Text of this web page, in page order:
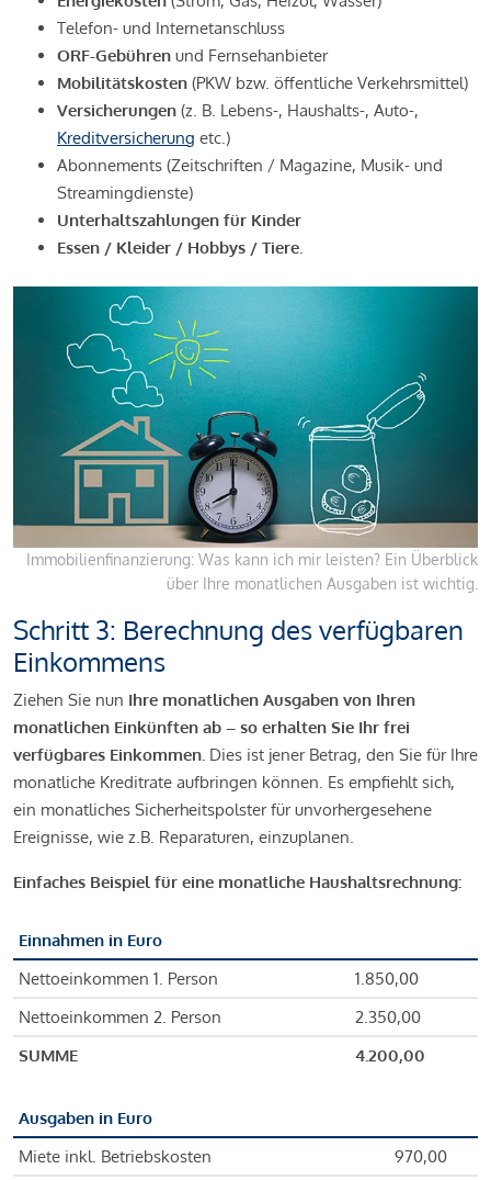
Telefon- und Internetanschluss
ORF-Gebühren und Fernsehanbieter
Mobilitätskosten (PKW bzw. öffentliche Verkehrsmittel)
Versicherungen (z. B. Lebens-, Haushalts-, Auto-,
Kreditversicherung etc.)
Abonnements (Zeitschriften / Magazine, Musik- und
Streamingdienste)
Unterhaltszahlungen für Kinder
Essen / Kleider / Hobbys / Tiere.
Immobilienfinanzierung: Was kann ich mir leisten? Ein Überblick
über Ihre monatlichen Ausgaben ist wichtig.
Schritt 3: Berechnung des verfügbaren
Einkommens
Ziehen Sie nun Ihre monatlichen Ausgaben von Ihren
monatlichen Einkünften ab – so erhalten Sie Ihr frei
verfügbares Einkommen. Dies ist jener Betrag, den Sie für Ihre
monatliche Kreditrate aufbringen können. Es empfiehlt sich,
ein monatliches Sicherheitspolster für unvorhergesehene
Ereignisse, wie z.B. Reparaturen, einzuplanen.
Einfaches Beispiel für eine monatliche Haushaltsrechnung:
Einnahmen in Euro
Nettoeinkommen 1. Person
1.850,00
Nettoeinkommen 2. Person
2.350,00
SUMME
4.200,00
Ausgaben in Euro
Miete inkl. Betriebskosten
970,00